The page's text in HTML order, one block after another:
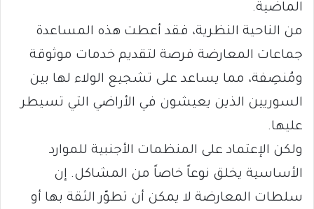
الماضية.
من الناحية النظرية، فقد أعطت هذه المساعدة
جماعات المعارضة فرصة لتقديم خدمات موثوقة
ومُنصِفة، مما يساعد على تشجيع الولاء لها بين
السوريين الذين يعيشون في الأراضي التي تسيطر
عليها.
ولكن الإعتماد على المنظمات الأجنبية للموارد
الأساسية يخلق نوعاً خاصاً من المشاكل. إن
سلطات المعارضة لا يمكن أن تطوّر الثقة بها أو